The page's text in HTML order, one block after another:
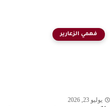
فهمي الزعارير
يوليو 23, 2026